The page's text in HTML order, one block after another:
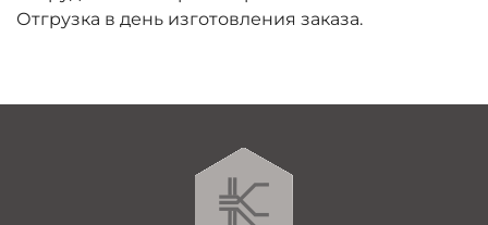
Отгрузка в день изготовления заказа.